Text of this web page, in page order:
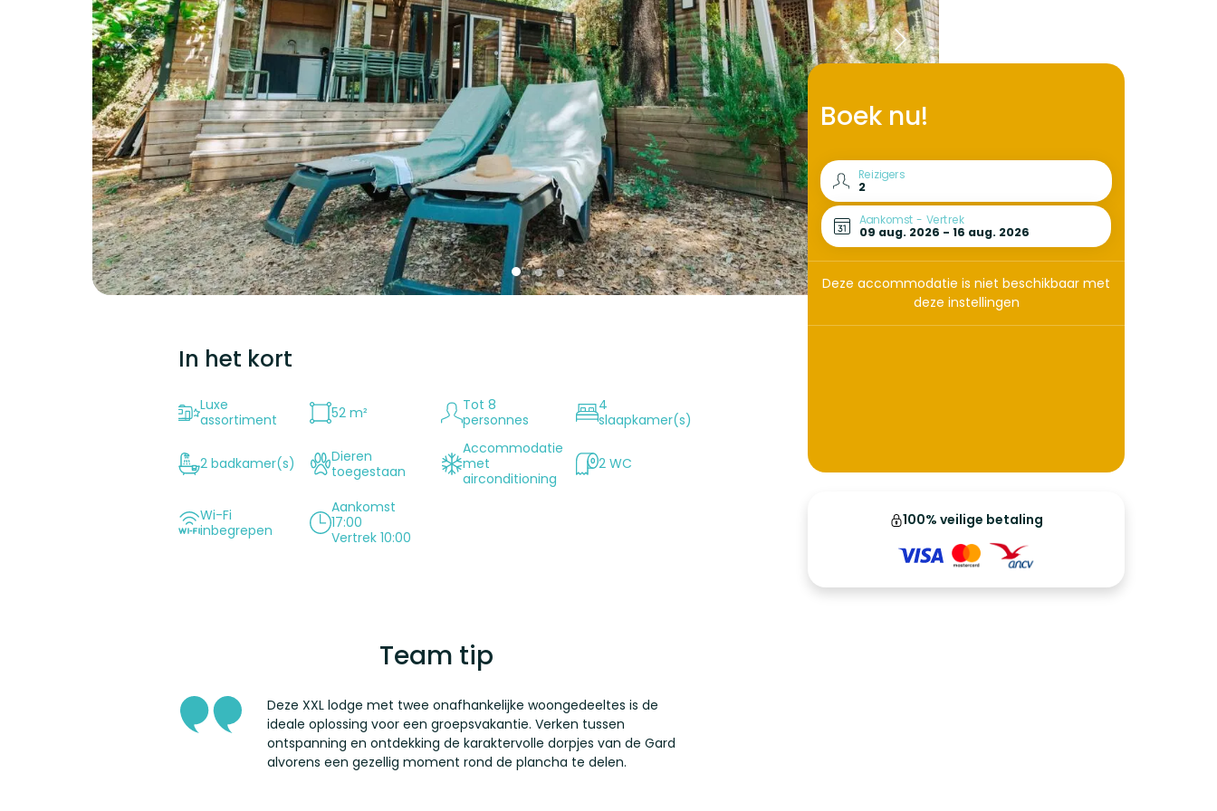
Boek nu!
Reizigers
Aankomst - Vertrek
Deze accommodatie is niet beschikbaar met
deze instellingen
100% veilige betaling
In het kort
Luxe
assortiment
52 m²
Tot 8
personnes
4
slaapkamer(s)
2 badkamer(s)
Dieren
toegestaan
Accommodatie
met
airconditioning
2 WC
Wi-Fi
inbegrepen
Aankomst
17:00
Vertrek 10:00
Team tip
Deze XXL lodge met twee onafhankelijke woongedeeltes is de
ideale oplossing voor een groepsvakantie. Verken tussen
ontspanning en ontdekking de karaktervolle dorpjes van de Gard
alvorens een gezellig moment rond de plancha te delen.